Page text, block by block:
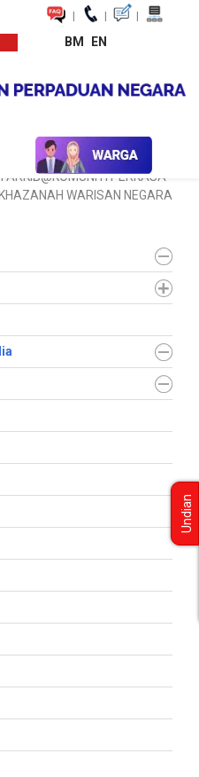
| | |
BM EN
Media
Kenyataan / Siaran
ARKIB@KOMUNITI PERKASA
WARISAN NEGARA
Undian